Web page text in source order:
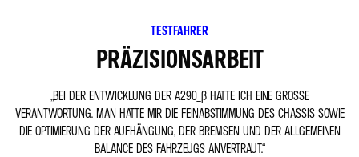
TESTFAHRER
PRÄZISIONSARBEIT
„BEI DER ENTWICKLUNG DER A290_Β HATTE ICH EINE GROSSE V
ERANTWORTUNG. MAN HATTE MIR DIE FEINABSTIMMUNG DES CHASSIS SOWIE D
IE OPTIMIERUNG DER AUFHÄNGUNG, DER BREMSEN UND DER ALLGEMEINEN B
ALANCE DES FAHRZEUGS ANVERTRAUT.“